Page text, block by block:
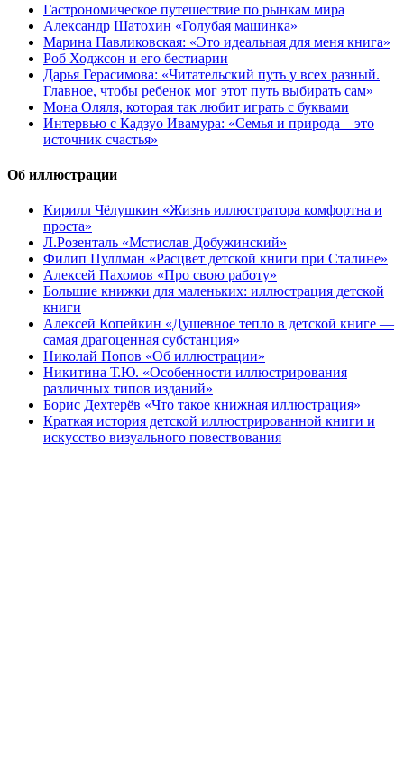
Гастрономическое путешествие по рынкам мира
Александр Шатохин «Голубая машинка»
Марина Павликовская: «Это идеальная для меня книга»
Роб Ходжсон и его бестиарии
Дарья Герасимова: «Читательский путь у всех разный.
Главное, чтобы ребенок мог этот путь выбирать сам»
Мона Оляля, которая так любит играть с буквами
Интервью с Кадзуо Ивамура: «Семья и природа – это
источник счастья»
Об иллюстрации
Кирилл Чёлушкин «Жизнь иллюстратора комфортна и
проста»
Л.Розенталь «Мстислав Добужинский»
Филип Пуллман «Расцвет детской книги при Сталине»
Алексей Пахомов «Про свою работу»
Большие книжки для маленьких: иллюстрация детской
книги
Алексей Копейкин «Душевное тепло в детской книге —
самая драгоценная субстанция»
Николай Попов «Об иллюстрации»
Никитина Т.Ю. «Особенности иллюстрирования
различных типов изданий»
Борис Дехтерёв «Что такое книжная иллюстрация»
Краткая история детской иллюстрированной книги и
искусство визуального повествования